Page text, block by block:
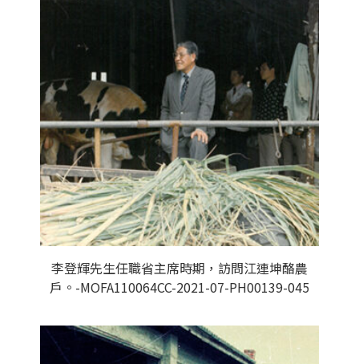
李登輝先生任職省主席時期，訪問江連坤酪農
戶。-MOFA110064CC-2021-07-PH00139-045